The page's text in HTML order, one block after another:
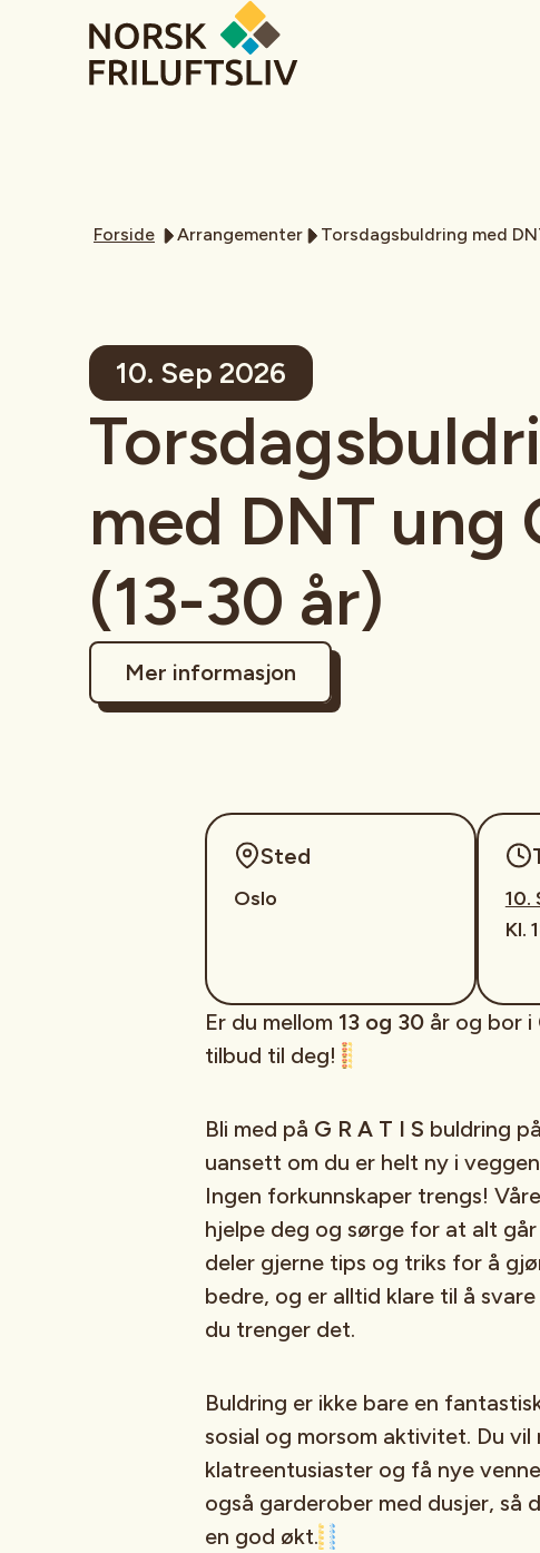
Forside Arrangementer Torsdagsbuldring med
10. Sep 2026
med DNT ung
(13-30 år)
Mer informasjon
Sted
Oslo
10.
Kl.
Er du mellom 13 og 30 år og bor i
tilbud til deg!
Bli med på G R A T I S buldring
uansett om du er helt ny i
Ingen forkunnskaper trengs!
hjelpe deg og sørge for at alt
deler gjerne tips og triks for å
bedre, og er alltid klare til å
du trenger det.
Buldring er ikke bare en
sosial og morsom aktivitet. Du
klatreentusiaster og få nye
også garderober med dusjer, så
en god økt.